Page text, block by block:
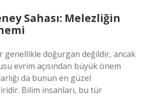
Sahası: Melezliğin
genellikle doğurgan değildir, ancak
evrim açısından büyük önem
da bunun en güzel
Bilim insanları, bu tür